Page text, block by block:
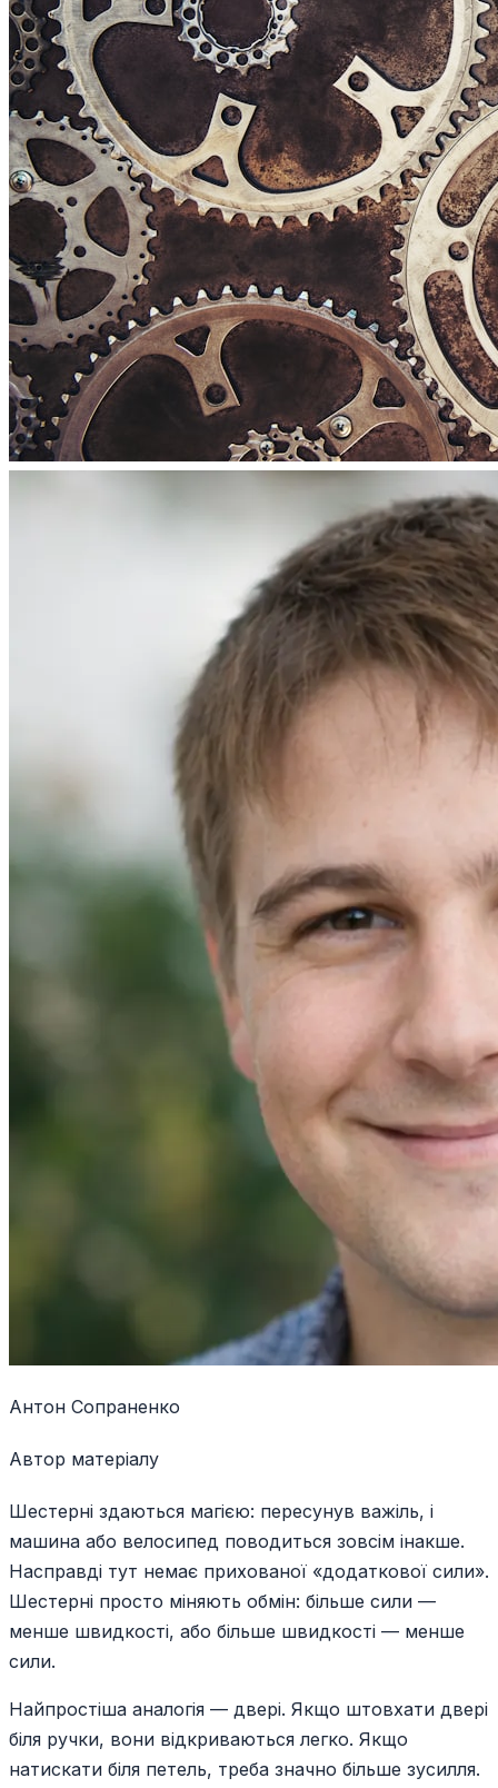
Антон Сопраненко
Автор матеріалу
Шестерні здаються магією: пересунув важіль, і
машина або велосипед поводиться зовсім інакше.
Насправді тут немає прихованої «додаткової сили».
Шестерні просто міняють обмін: більше сили —
менше швидкості, або більше швидкості — менше
сили.
Найпростіша аналогія — двері. Якщо штовхати двері
біля ручки, вони відкриваються легко. Якщо
натискати біля петель, треба значно більше зусилля.